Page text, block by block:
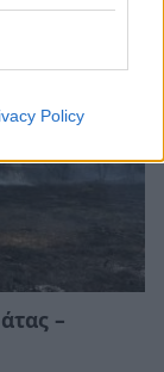
Policy
–